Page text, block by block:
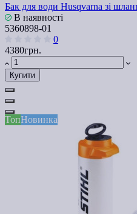
Бак для води Husqvarna зі
В наявності
5360898-01
0
4380грн.
Купити
ТопНовинка